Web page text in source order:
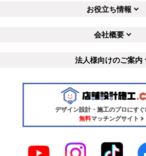
お役立ち情報
会社概要
法人様向けのご案内
デザイン設計・施工のプロにす
無料マッチングサイト